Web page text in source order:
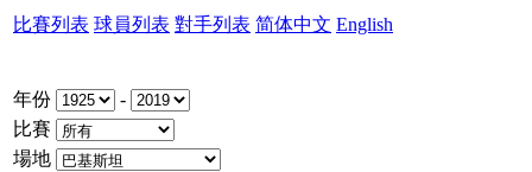
比賽列表 球員列表 對手列表 简体中文 English
年份
-
比賽
場地